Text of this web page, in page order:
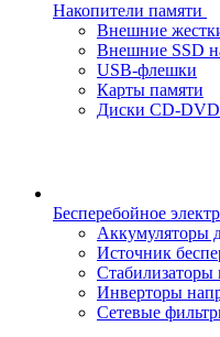
Накопители памяти
Внешние
Внешние SSD
USB-флешки
Карты памяти
Диски CD-DVD
Бесперебойное
Аккумуляторы
Источник
Стабилизаторы
Инверторы
Сетевые